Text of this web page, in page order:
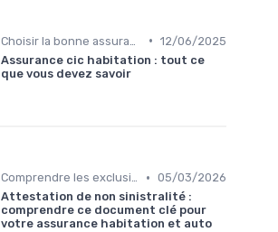
• 12/06/2025
Assurance cic habitation : tout ce
que vous devez savoir
Comprendre les exclusions de garantie • 05/03/2026
Attestation de non sinistralité :
comprendre ce document clé pour
votre assurance habitation et auto